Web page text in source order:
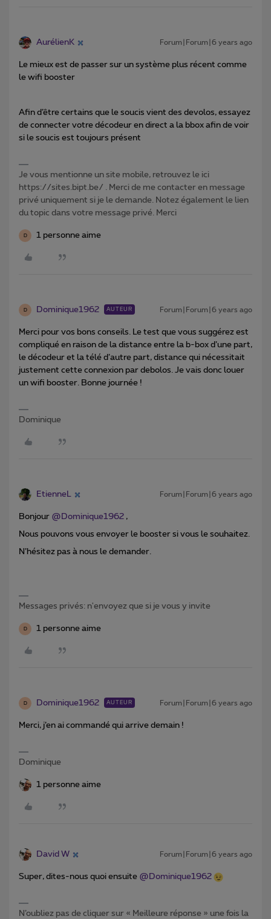
AurélienK Forum|Forum|6 years ago
Le mieux est de passer sur un système plus récent comme
le wifi booster
Afin d’être certains que le soucis vient des devolos, essayez
de connecter votre décodeur en direct a la bbox afin de voir
si le soucis est toujours présent
Je vous mentionne un site mobile, retrouvez le ici
https://sites.bipt.be/ . Merci de me contacter en message
privé uniquement si je le demande. Notez également le lien
du topic dans votre message privé. Merci
D 1 personne aime
D Dominique1962 AUTEUR Forum|Forum|6 years ago
Merci pour vos bons conseils. Le test que vous suggérez est
compliqué en raison de la distance entre la b-box d’une part,
le décodeur et la télé d’autre part, distance qui nécessitait
justement cette connexion par debolos. Je vais donc louer
un wifi booster. Bonne journée !
Dominique
EtienneL Forum|Forum|6 years ago
Bonjour @Dominique1962 ,
Nous pouvons vous envoyer le booster si vous le souhaitez.
N’hésitez pas à nous le demander.
Messages privés: n'envoyez que si je vous y invite
D 1 personne aime
D Dominique1962 AUTEUR Forum|Forum|6 years ago
Merci, j’en ai commandé qui arrive demain !
Dominique
1 personne aime
David W Forum|Forum|6 years ago
Super, dites-nous quoi ensuite @Dominique1962
N’oubliez pas de cliquer sur « Meilleure réponse » une fois la